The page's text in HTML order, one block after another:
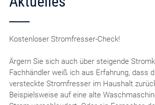
Kostenloser Stromfresser-Check!
Ärgern Sie sich auch über steigende
Fachhändler weiß ich aus Erfahrung, dass
versteckte Stromfresser im Haushalt
Beispielsweise auf eine alte